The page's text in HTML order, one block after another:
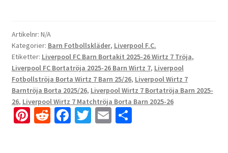
Artikelnr: N/A
Kategorier: Barn Fotbollskläder, Liverpool F.C.
Etiketter: Liverpool FC Barn Bortakit 2025-26 Wirtz 7 Tröja,
Liverpool FC Bortatröja 2025-26 Barn Wirtz 7, Liverpool
Fotbollströja Borta Wirtz 7 Barn 25/26, Liverpool Wirtz 7
Barntröja Borta 2025/26, Liverpool Wirtz 7 Bortatröja Barn 2025-
26, Liverpool Wirtz 7 Matchtröja Borta Barn 2025-26
Pi R Fa T E D